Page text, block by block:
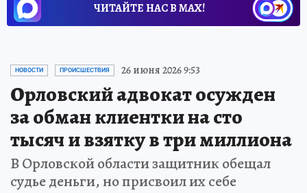
ЧИТАЙТЕ НАС В МАХ!
НОВОСТИ ПРОИСШЕСТВИЯ 26 июня 2026 9:53
Орловский адвокат осужден
за обман клиентки на сто
тысяч и взятку в три миллиона
В Орловской области защитник обещал
судье деньги, но присвоил их себе